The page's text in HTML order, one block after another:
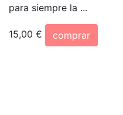
para siempre la ...
15,00 €
comprar